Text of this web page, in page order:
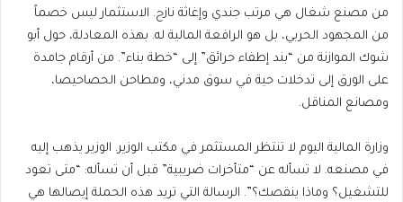
من مصنع شغال هي مرتب جندي وإغاثة نازح. الاستثمار ليس خصماً
من المجهود الحربي، بل هو الرافعة المالية له. بهذه المعادلة، حول أبو
شوك الموازنة من “بند إطفاء حرائق” إلى “خطة بناء”. من أرقام جامدة
على الورق إلى تدخلات حية في سوق مدني، ومطاحن الحصاحيصا،
ومصانع المناقل.
وزارة المالية اليوم لا تنتظر المستثمر في مكتب الوزير. الوزير يذهب إليه
في مصنعه. لا تسأله عن “متأخرات ضريبية” قبل أن تسأله: “متى تعود
للتشغيل؟ وماذا ينقصك؟”. الرسالة التي تريد هذه الحملة إيصالها هي